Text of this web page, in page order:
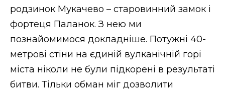
родзинок Мукачево – старовинний замок і
фортеця Паланок. З нею ми
познайомимося докладніше. Потужні 40-
метрові стіни на єдиній вулканічній горі
міста ніколи не були підкорені в результаті
битви. Тільки обман міг дозволити